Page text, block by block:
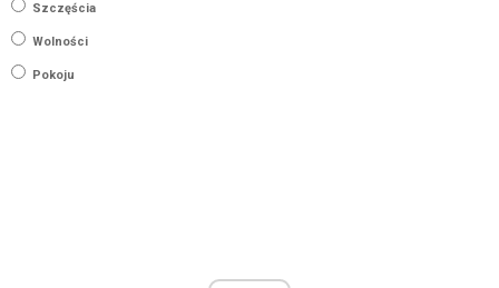
Szczęścia
Wolności
Pokoju